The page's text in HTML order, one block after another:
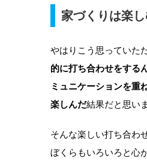
家づくりは楽
やはりこう思っていた
的に打ち合わせをする
ミュニケーションを重
楽しんだ結果だと思い
そんな楽しい打ち合わ
ぼくらもいろいろと心